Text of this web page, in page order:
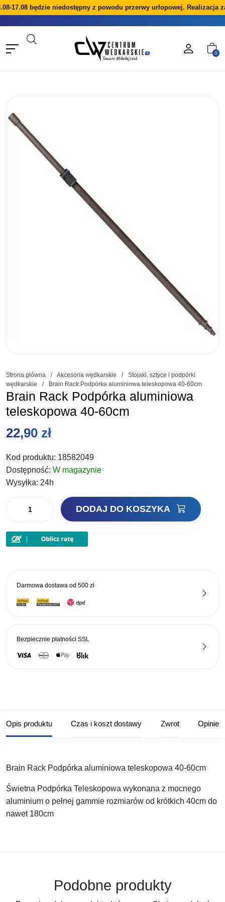
17.08 będzie niedostępny z powodu przerwy urlopowej. Realizacja
0
Strona główna / Akcesoria wędkarskie /
Stojaki, sztyce i podpórki
wędkarskie
/ Brain Rack Podpórka aluminiowa teleskopowa 40-60cm
Brain Rack Podpórka aluminiowa
teleskopowa 40-60cm
22,90 zł
Kod produktu: 18582049
Dostępność: W magazynie
Wysyłka: 24h
Podpórka
60cm
DODAJ DO KOSZYKA
Darmowa dostawa od 500 zł
Bezpiecznie płatności SSL
Opis produktu Czas i koszt dostawy Zwrot Opinie
Brain Rack Podpórka aluminiowa teleskopowa 40-60cm
Świetna Podpórka Teleskopowa wykonana z mocnego
aluminium o pełnej gammie rozmiarów od krótkich 40cm do
nawet 180cm
Podobne produkty